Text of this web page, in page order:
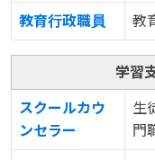
教育行政職員 教
学習
スクールカウ
ンセラー
生
門